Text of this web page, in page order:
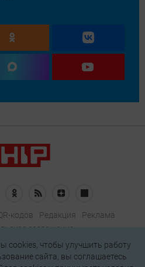
кодов Редакция
Реклама
соглашение
на рассылку
cookies, чтобы улучшить работу
сайта, вы соглашаетесь